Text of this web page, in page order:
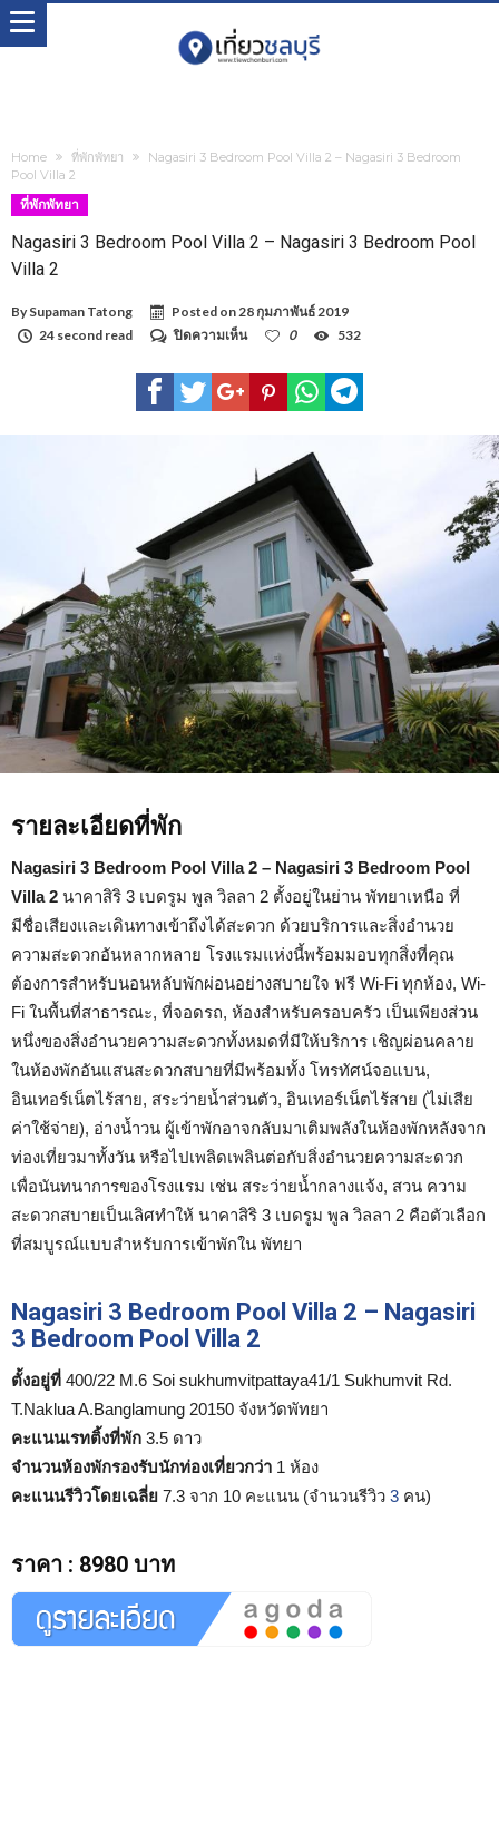
Home ที่พักพัทยา
Nagasiri 3 Bedroom Pool Villa 2 – Nagasiri 3 Bedroom
Pool Villa 2
ที่พักพัทยา
Nagasiri 3 Bedroom Pool Villa 2 – Nagasiri 3 Bedroom Pool
Villa 2
By Supaman Tatong Posted on28 กุมภาพันธ์ 2019
24 second read
ปิดความเห็นบน
3
Bedroom
Pool
Nagasiri
3
Bedroom
Pool
Villa
0 532
รายละเอียดที่พัก
Nagasiri 3 Bedroom Pool Villa 2 – Nagasiri 3 Bedroom Pool
Villa 2 นาคาสิริ 3 เบดรูม พูล วิลลา 2 ตั้งอยู่ในย่าน พัทยาเหนือ ที่
มีชื่อเสียงและเดินทางเข้าถึงได้สะดวก ด้วยบริการและสิ่งอำนวย
ความสะดวกอันหลากหลาย โรงแรมแห่งนี้พร้อมมอบทุกสิ่งที่คุณ
ต้องการสำหรับนอนหลับพักผ่อนอย่างสบายใจ ฟรี Wi-Fi ทุกห้อง, Wi-
Fi ในพื้นที่สาธารณะ, ที่จอดรถ, ห้องสำหรับครอบครัว เป็นเพียงส่วน
หนึ่งของสิ่งอำนวยความสะดวกทั้งหมดที่มีให้บริการ เชิญผ่อนคลาย
ในห้องพักอันแสนสะดวกสบายที่มีพร้อมทั้ง โทรทัศน์จอแบน,
อินเทอร์เน็ตไร้สาย, สระว่ายน้ำส่วนตัว, อินเทอร์เน็ตไร้สาย (ไม่เสีย
ค่าใช้จ่าย), อ่างน้ำวน ผู้เข้าพักอาจกลับมาเติมพลังในห้องพักหลังจาก
ท่องเที่ยวมาทั้งวัน หรือไปเพลิดเพลินต่อกับสิ่งอำนวยความสะดวก
เพื่อนันทนาการของโรงแรม เช่น สระว่ายน้ำกลางแจ้ง, สวน ความ
สะดวกสบายเป็นเลิศทำให้ นาคาสิริ 3 เบดรูม พูล วิลลา 2 คือตัวเลือก
ที่สมบูรณ์แบบสำหรับการเข้าพักใน พัทยา
Nagasiri 3 Bedroom Pool Villa 2 – Nagasiri
3 Bedroom Pool Villa 2
ตั้งอยู่ที่ 400/22 M.6 Soi sukhumvitpattaya41/1 Sukhumvit Rd.
T.Naklua A.Banglamung 20150 จังหวัดพัทยา
คะแนนเรทติ้งที่พัก 3.5 ดาว
จำนวนห้องพักรองรับนักท่องเที่ยวกว่า 1 ห้อง
คะแนนรีวิวโดยเฉลี่ย 7.3 จาก 10 คะแนน (จำนวนรีวิว 3 คน)
ราคา : 8980 บาท